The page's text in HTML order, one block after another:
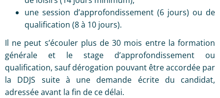
une session d’approfondissement (6 jours) ou de
qualification (8 à 10 jours).
Il ne peut s’écouler plus de 30 mois entre la formation
générale et le stage d’approfondissement ou
qualification, sauf dérogation pouvant être accordée par
la DDJS suite à une demande écrite du candidat,
adressée avant la fin de ce délai.